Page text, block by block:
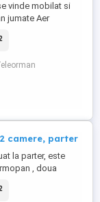
vinde mobilat si
jumate Aer
6.5m lungime
gard de 2m +loc
O scara linistita
in fata ...
camere, parter
la parter, este
, doua
și de autogari